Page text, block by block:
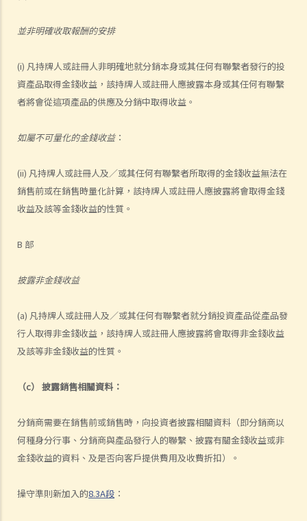
並非明確收取報酬的安排
(i) 凡持牌人或註冊人非明確地就分銷本身或其任何有聯繫者發行的投
資產品取得金錢收益，該持牌人或註冊人應披露本身或其任何有聯繫
者將會從這項產品的供應及分銷中取得收益。
如屬不可量化的金錢收益：
(ii) 凡持牌人或註冊人及／或其任何有聯繫者所取得的金錢收益無法在
銷售前或在銷售時量化計算，該持牌人或註冊人應披露將會取得金錢
收益及該等金錢收益的性質。
B 部
披露非金錢收益
(a) 凡持牌人或註冊人及／或其任何有聯繫者就分銷投資產品從產品發
行人取得非金錢收益，該持牌人或註冊人應披露將會取得非金錢收益
及該等非金錢收益的性質。
（c） 披露銷售相關資料：
分銷商需要在銷售前或銷售時，向投資者披露相關資料（即分銷商以
何種身分行事、分銷商與產品發行人的聯繫、披露有關金錢收益或非
金錢收益的資料、及是否向客戶提供費用及收費折扣）。
操守準則新加入的8.3A段 ：